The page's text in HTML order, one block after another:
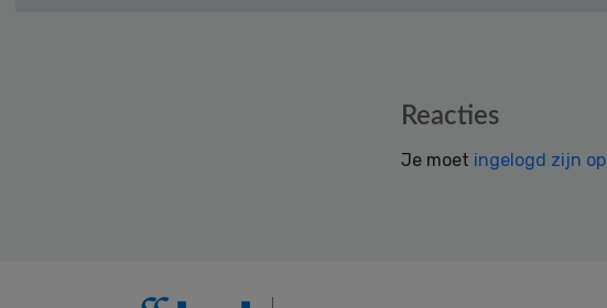
Reacties
Je moet ingelogd zijn op